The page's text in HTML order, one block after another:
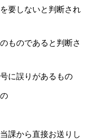
要しないと判断され
ものであると判断さ
に誤りがあるもの
課から直接お送りし